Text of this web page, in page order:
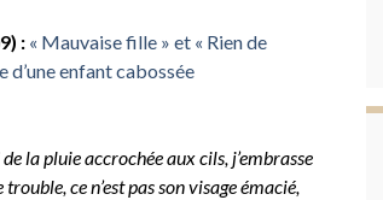
: « Mauvaise fille » et « Rien de
d’une enfant cabossée
la pluie accrochée aux cils, j’embrasse
ce n’est pas son visage émacié,